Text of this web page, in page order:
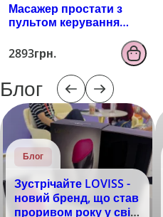
Масажер простати з
пультом керування
B4
2893грн.
Блог
Блог
Зустрічайте LOVISS -
новий бренд, що став
проривом року у світі